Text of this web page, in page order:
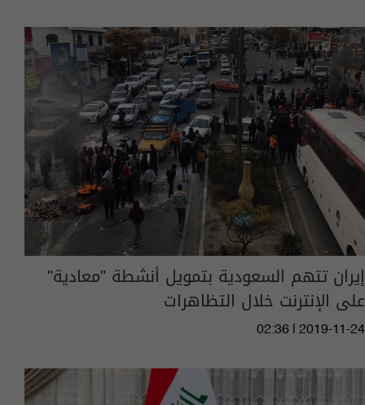
إيران تتهم السعودية بتمويل أنشطة "معادية"
على الإنترنت خلال التظاهرات
02:36 | 2019-11-24